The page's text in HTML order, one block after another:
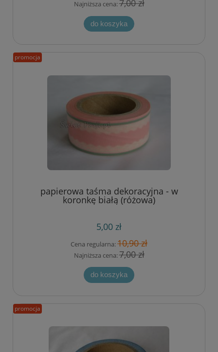
Najniższa cena:7,00 zł
do koszyka
papierowa taśma dekoracyjna - w
koronkę białą (różowa)
5,00 zł
Cena regularna:10,90 zł
Najniższa cena:7,00 zł
do koszyka
promocja
promocja